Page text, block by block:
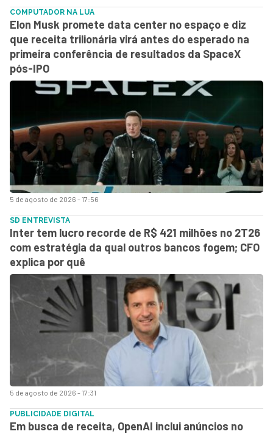
5 de agosto de 2026 - 17:56
COMPUTADOR NA LUA
Elon Musk promete data center no espaço e diz
que receita trilionária virá antes do esperado na
primeira conferência de resultados da SpaceX
pós-IPO
5 de agosto de 2026 - 17:31
SD ENTREVISTA
Inter tem lucro recorde de R$ 421 milhões no 2T26
com estratégia da qual outros bancos fogem; CFO
explica por quê
PUBLICIDADE DIGITAL
Em busca de receita, OpenAI inclui anúncios no